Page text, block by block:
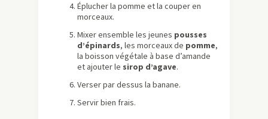
Éplucher la pomme et la couper en
morceaux.
Mixer ensemble les jeunes pousses
d’épinards, les morceaux de pomme,
la boisson végétale à base d’amande
et ajouter le sirop d’agave.
Verser par dessus la banane.
Servir bien frais.